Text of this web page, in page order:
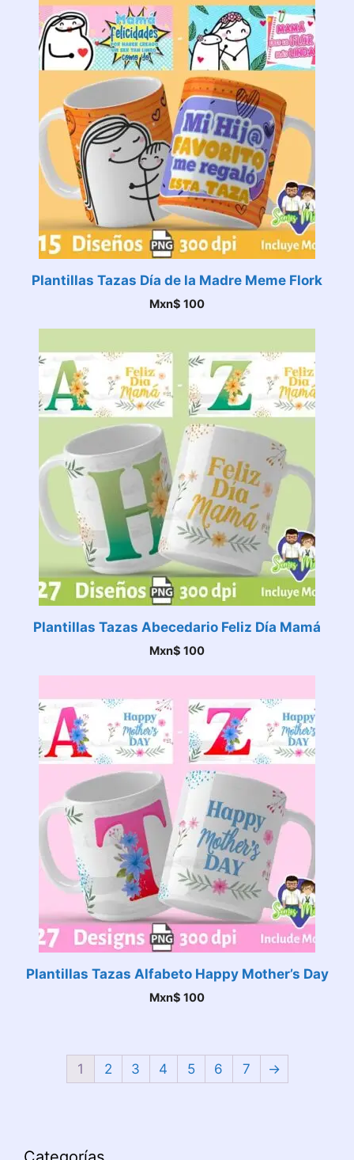
Plantillas Tazas Día de la Madre Meme Flork
Mxn$ 100
Plantillas Tazas Abecedario Feliz Día Mamá
Mxn$ 100
Plantillas Tazas Alfabeto Happy Mother’s Day
Mxn$ 100
1 2 3 4 5 6 7 →